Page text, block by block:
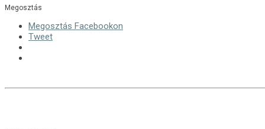
Megosztás
Megosztás Facebookon
Tweet